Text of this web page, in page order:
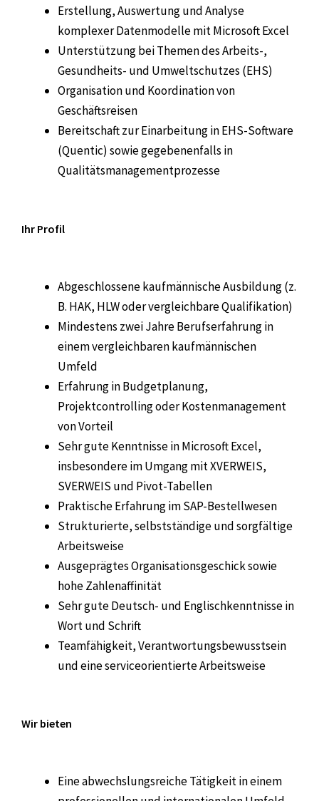
Erstellung, Auswertung und Analyse
komplexer Datenmodelle mit Microsoft Excel
Unterstützung bei Themen des Arbeits-,
Gesundheits- und Umweltschutzes (EHS)
Organisation und Koordination von
Geschäftsreisen
Bereitschaft zur Einarbeitung in EHS-Software
(Quentic) sowie gegebenenfalls in
Qualitätsmanagementprozesse
Ihr Profil
Abgeschlossene kaufmännische Ausbildung (z.
B. HAK, HLW oder vergleichbare Qualifikation)
Mindestens zwei Jahre Berufserfahrung in
einem vergleichbaren kaufmännischen
Umfeld
Erfahrung in Budgetplanung,
Projektcontrolling oder Kostenmanagement
von Vorteil
Sehr gute Kenntnisse in Microsoft Excel,
insbesondere im Umgang mit XVERWEIS,
SVERWEIS und Pivot-Tabellen
Praktische Erfahrung im SAP-Bestellwesen
Strukturierte, selbstständige und sorgfältige
Arbeitsweise
Ausgeprägtes Organisationsgeschick sowie
hohe Zahlenaffinität
Sehr gute Deutsch- und Englischkenntnisse in
Wort und Schrift
Teamfähigkeit, Verantwortungsbewusstsein
und eine serviceorientierte Arbeitsweise
Wir bieten
Eine abwechslungsreiche Tätigkeit in einem